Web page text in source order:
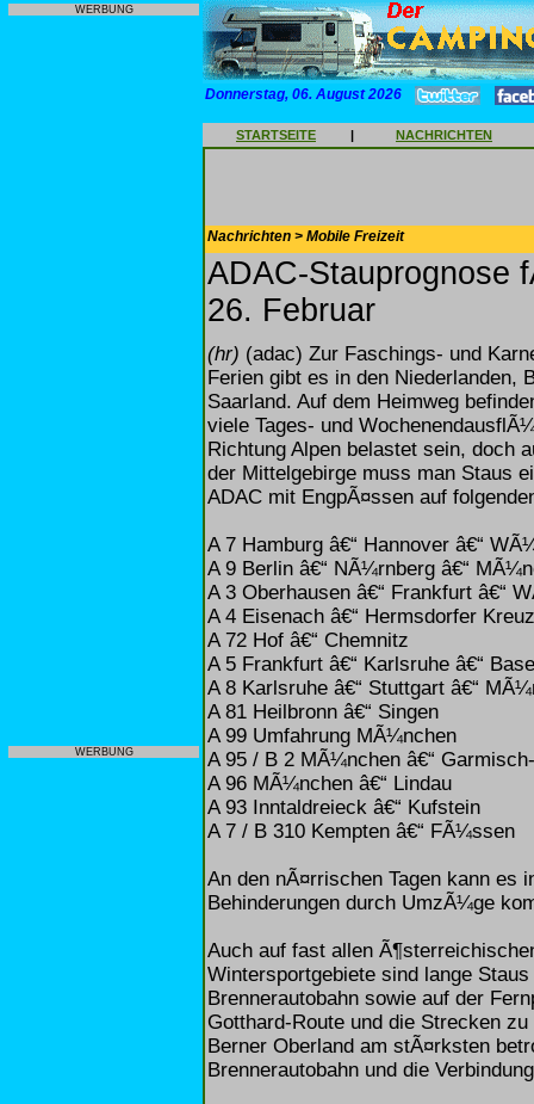
WERBUNG
WERBUNG
Donnerstag, 06. August 2026
STARTSEITE | NACHRICHTEN
Nachrichten > Mobile Freizeit
ADAC-Stauprognose
26. Februar
(hr) (adac) Zur Faschings- und
Ferien gibt es in den Niederlanden,
Saarland. Auf dem Heimweg
viele Tages- und
Richtung Alpen belastet sein, doch
der Mittelgebirge muss man Staus
ADAC mit EngpÃ¤ssen auf
A 7 Hamburg â€“ Hannover â€“
A 9 Berlin â€“ NÃ¼rnberg â€“
A 3 Oberhausen â€“ Frankfurt â€“
A 4 Eisenach â€“ Hermsdorfer
A 72 Hof â€“ Chemnitz
A 5 Frankfurt â€“ Karlsruhe â€“
A 8 Karlsruhe â€“ Stuttgart â€“
A 81 Heilbronn â€“ Singen
A 99 Umfahrung MÃ¼nchen
A 95 / B 2 MÃ¼nchen â€“
A 96 MÃ¼nchen â€“ Lindau
A 93 Inntaldreieck â€“ Kufstein
A 7 / B 310 Kempten â€“ FÃ¼ssen
An den nÃ¤rrischen Tagen kann es
Behinderungen durch UmzÃ¼ge
Auch auf fast allen
Wintersportgebiete sind lange
Brennerautobahn sowie auf der
Gotthard-Route und die Strecken
Berner Oberland am stÃ¤rksten
Brennerautobahn und die